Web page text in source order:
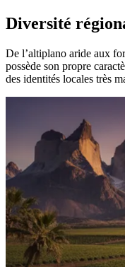
Diversité
De l’altiplano aride aux
possède son propre
des identités locales très